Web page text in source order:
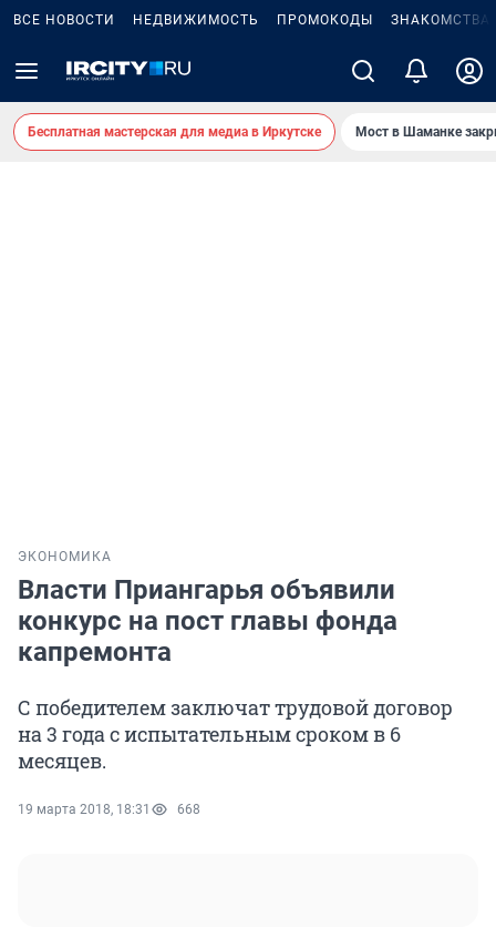
ВСЕ НОВОСТИ НЕДВИЖИМОСТЬ ПРОМОКОДЫ ЗНАКОМСТВА
Бесплатная мастерская для медиа в Иркутске Мост в Шаманке
ЭКОНОМИКА
Власти Приангарья объявили
конкурс на пост главы фонда
капремонта
С победителем заключат трудовой договор
на 3 года с испытательным сроком в 6
месяцев.
19 марта 2018, 18:31 668